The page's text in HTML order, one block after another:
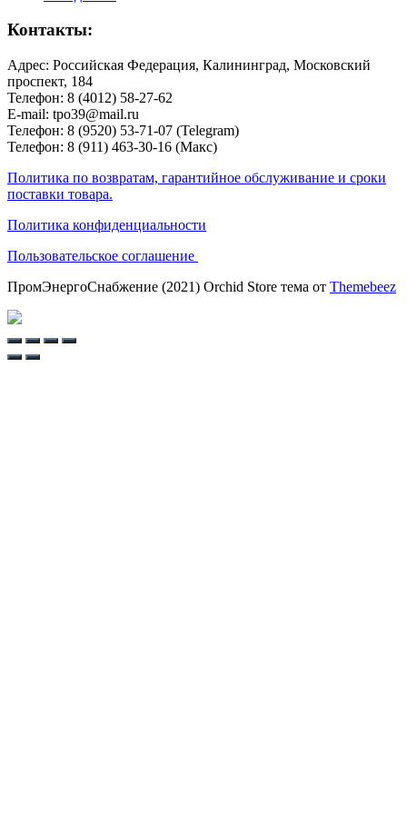
Контакты:
Адрес: Российская Федерация, Калининград, Московский
проспект, 184
Телефон: 8 (4012) 58-27-62
E-mail: tpo39@mail.ru
Телефон: 8 (9520) 53-71-07 (Telegram)
Телефон: 8 (911) 463-30-16 (Макс)
Политика по возвратам, гарантийное обслуживание и сроки
поставки товара.
Политика конфиденциальности
Пользовательское соглашение
ПромЭнергоСнабжение (2021) Orchid Store тема от Themebeez